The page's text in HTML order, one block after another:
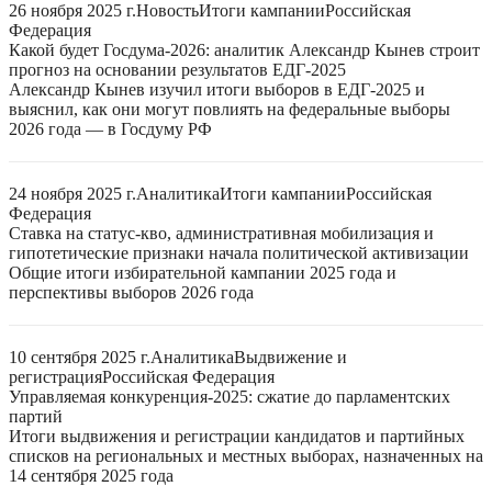
26 ноября 2025 г.НовостьИтоги кампанииРоссийская
Федерация
Какой будет Госдума-2026: аналитик Александр Кынев строит
прогноз на основании результатов ЕДГ-2025
Александр Кынев изучил итоги выборов в ЕДГ-2025 и
выяснил, как они могут повлиять на федеральные выборы
2026 года — в Госдуму РФ
24 ноября 2025 г.АналитикаИтоги кампанииРоссийская
Федерация
Ставка на статус-кво, административная мобилизация и
гипотетические признаки начала политической активизации
Общие итоги избирательной кампании 2025 года и
перспективы выборов 2026 года
10 сентября 2025 г.АналитикаВыдвижение и
регистрацияРоссийская Федерация
Управляемая конкуренция-2025: сжатие до парламентских
партий
Итоги выдвижения и регистрации кандидатов и партийных
списков на региональных и местных выборах, назначенных на
14 сентября 2025 года